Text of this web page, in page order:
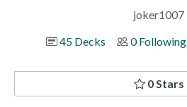
joker1007
45 Decks
0 Following
0 Stars